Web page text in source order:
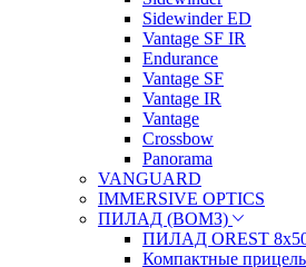
Sidewinder ED
Vantage SF IR
Endurance
Vantage SF
Vantage IR
Vantage
Crossbow
Panorama
VANGUARD
IMMERSIVE OPTICS
ПИЛАД (ВОМЗ)
ПИЛАД OREST
Компактные